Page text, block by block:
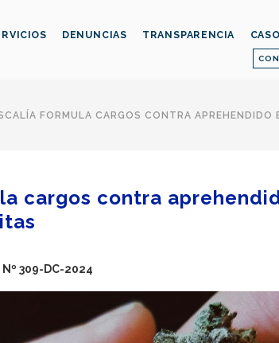
DENUNCIAS TRANSPARENCIA
FORMULA CARGOS CONTRA
cargos contra
Nº 309-DC-2024